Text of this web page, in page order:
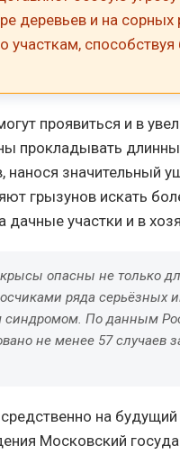
деревьев и на сорных
участкам,
проявиться и в
прокладывать
значительный
грызунов искать
участки и в
опасны не только
ряда серьёзных
синдромом. По данным
не менее 57 случаев
на
Московский